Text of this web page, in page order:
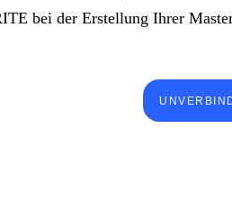
bei der Erstellung Ihrer